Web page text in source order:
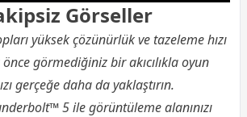
Görseller
yüksek çözünürlük ve tazeleme hızı
görmediğiniz bir akıcılıkla oyun
gerçeğe daha da yaklaştırın.
5 ile görüntüleme alanınızı